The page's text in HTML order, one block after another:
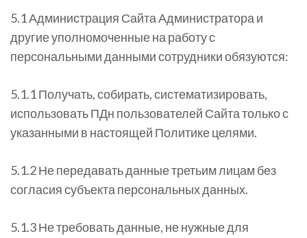
5.1 Администрация Сайта Администратора и
другие уполномоченные на работу с
персональными данными сотрудники обязуются:
5.1.1 Получать, собирать, систематизировать,
использовать ПДн пользователей Сайта только с
указанными в настоящей Политике целями.
5.1.2 Не передавать данные третьим лицам без
согласия субъекта персональных данных.
5.1.3 Не требовать данные, не нужные для